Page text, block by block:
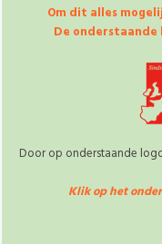
Om dit alles
De
Door op onderstaande
Klik op het